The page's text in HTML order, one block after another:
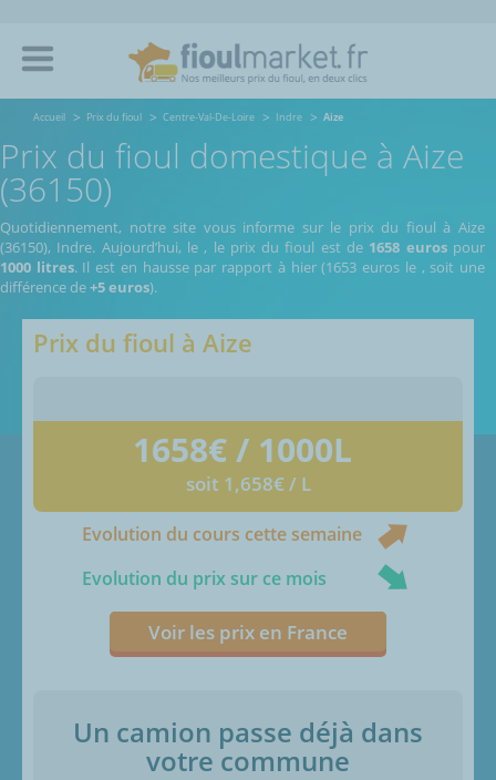
Accueil Prix du fioul Centre-Val-De-Loire Indre Aize
Prix du fioul domestique à Aize
(36150)
Quotidiennement, notre site vous informe sur le prix du fioul à Aize
(36150), Indre. Aujourd’hui, le, le prix du fioul est de 1658 eurospour
1000 litres. Il est en hausse par rapport à hier (1653 euros le , soit une
différence de+5 euros).
Prix du fioul à Aize
1658€ / 1000L
soit 1,658€ / L
Evolution du cours cette semaine
Evolution du prix sur ce mois
Voir les prix en France
Un camion passe déjà dans
votre commune